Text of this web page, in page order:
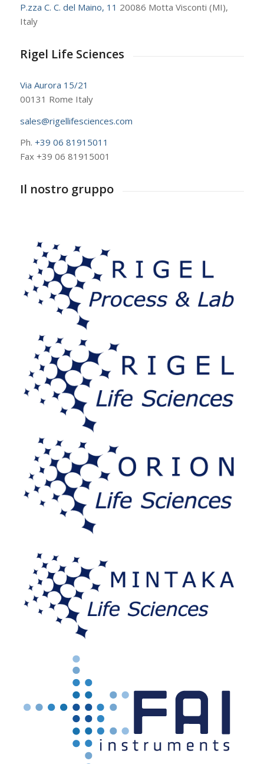
P.zza C. C. del Maino, 11 20086 Motta Visconti (MI),
Italy
Rigel Life Sciences
Via Aurora 15/21
00131 Rome Italy
sales@rigellifesciences.com
Ph. +39 06 81915011
Fax +39 06 81915001
Il nostro gruppo